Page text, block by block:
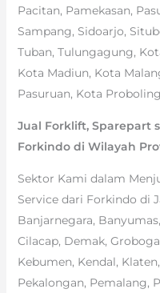
Pacitan, Pamekasan,
Sampang, Sidoarjo,
Tuban, Tulungagung,
Kota Madiun, Kota
Pasuruan, Kota
Jual Forklift, Sparepart
Forkindo di Wilayah
Sektor Kami dalam
Service dari Forkindo di
Banjarnegara,
Cilacap, Demak,
Kebumen, Kendal,
Pekalongan, Pemalang,